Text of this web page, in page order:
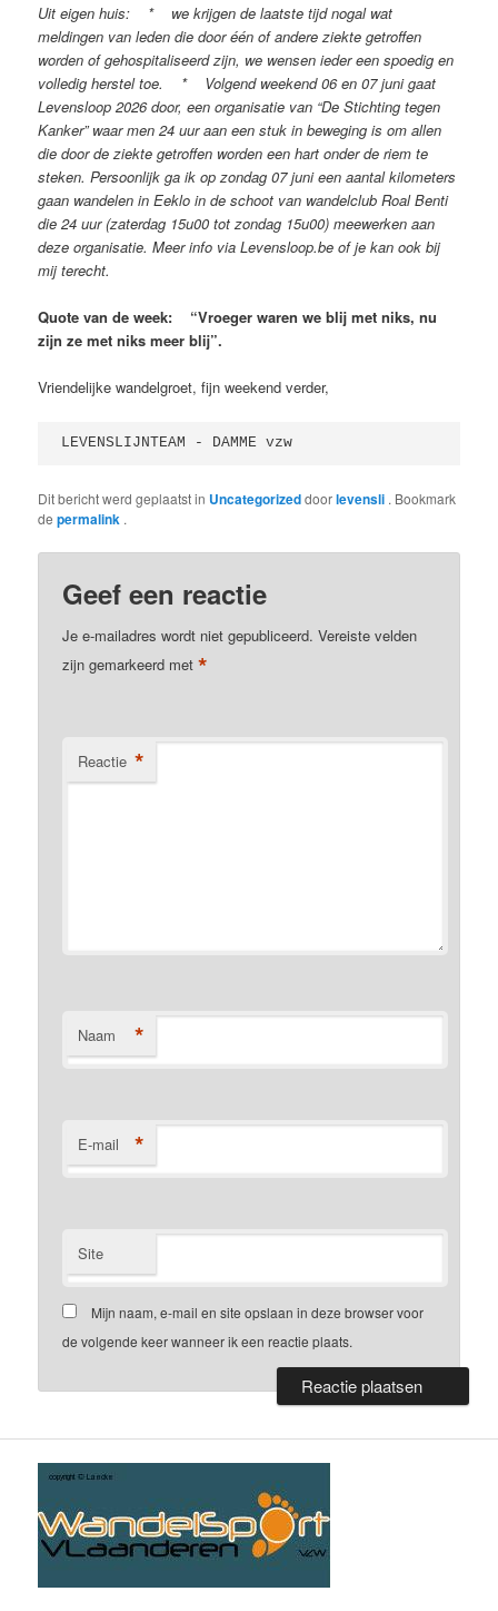
Uit eigen huis: * we krijgen de laatste tijd nogal wat
meldingen van leden die door één of andere ziekte getroffen
worden of gehospitaliseerd zijn, we wensen ieder een spoedig en
volledig herstel toe. * Volgend weekend 06 en 07 juni gaat
Levensloop 2026 door, een organisatie van “De Stichting tegen
Kanker” waar men 24 uur aan een stuk in beweging is om allen
die door de ziekte getroffen worden een hart onder de riem te
steken. Persoonlijk ga ik op zondag 07 juni een aantal kilometers
gaan wandelen in Eeklo in de schoot van wandelclub Roal Benti
die 24 uur (zaterdag 15u00 tot zondag 15u00) meewerken aan
deze organisatie. Meer info via Levensloop.be of je kan ook bij
mij terecht.
Quote van de week: “Vroeger waren we blij met niks, nu
zijn ze met niks meer blij”.
Vriendelijke wandelgroet, fijn weekend verder,
LEVENSLIJNTEAM - DAMME vzw
Dit bericht werd geplaatst in Uncategorizeddoorlevensli . Bookmark
depermalink .
Geef een reactie
Je e-mailadres wordt niet gepubliceerd. Vereiste velden
zijn gemarkeerd met*
Reactie *
Naam *
E-mail *
Site
Mijn naam, e-mail en site opslaan in deze browser voor
de volgende keer wanneer ik een reactie plaats.